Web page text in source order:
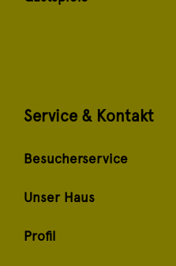
Service & Kontakt
Besucherservice
Unser Haus
Profil